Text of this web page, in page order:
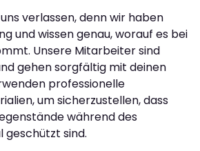
verlassen, denn wir haben
und wissen genau, worauf es bei
Unsere Mitarbeiter sind
gehen sorgfältig mit deinen
professionelle
um sicherzustellen, dass
während des
sind.